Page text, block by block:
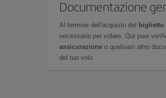
Documentazione
Al termine dell'acquisto del biglietto
necessaria per volare. Qui puoi
assicurazione o qualsiasi altro
del tuo volo.